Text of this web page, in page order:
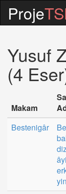
Proje
Yusuf
(4
Makam
Bestenigâr